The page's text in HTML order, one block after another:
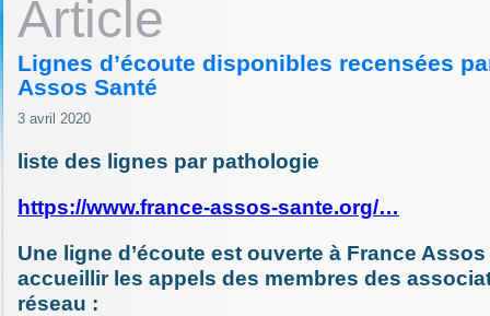
Article
Lignes d’écoute disponibles recensées
Assos Santé
3 avril 2020
liste des lignes par pathologie
https://www.france-assos-sante.org/…
Une ligne d’écoute est ouverte à France
accueillir les appels des membres des
réseau :